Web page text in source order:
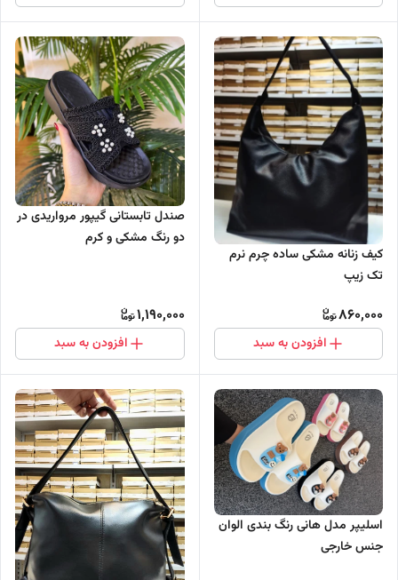
کیف زنانه مشکی ساده چرم نرم
تک زیپ
860,000
افزودن به سبد
صندل تابستانی گیپور مرواریدی در
دو رنگ مشکی و کرم
1,190,000
افزودن به سبد
اسلیپر مدل هانی رنگ بندی الوان
جنس خارجی